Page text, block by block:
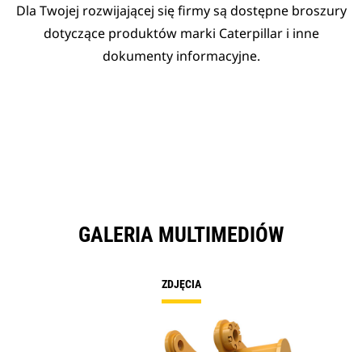
Dla Twojej rozwijającej się firmy są dostępne broszury
dotyczące produktów marki Caterpillar i inne
dokumenty informacyjne.
GALERIA MULTIMEDIÓW
ZDJĘCIA